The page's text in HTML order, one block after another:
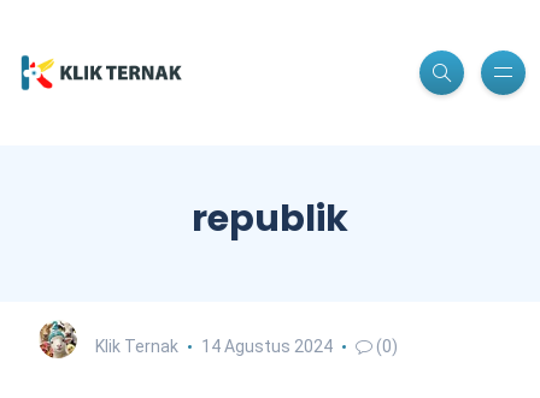
republik
Klik Ternak 14 Agustus 2024 (0)